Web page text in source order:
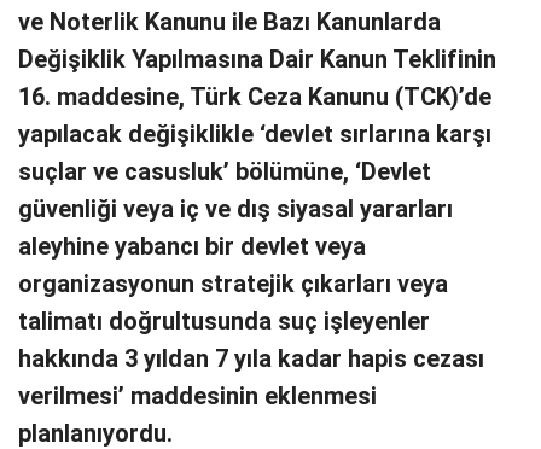
ve Noterlik Kanunu ile Bazı Kanunlarda
Değişiklik Yapılmasına Dair Kanun Teklifinin
16. maddesine, Türk Ceza Kanunu (TCK)’de
yapılacak değişiklikle ‘devlet sırlarına karşı
suçlar ve casusluk’ bölümüne, ‘Devlet
güvenliği veya iç ve dış siyasal yararları
aleyhine yabancı bir devlet veya
organizasyonun stratejik çıkarları veya
talimatı doğrultusunda suç işleyenler
hakkında 3 yıldan 7 yıla kadar hapis cezası
verilmesi’ maddesinin eklenmesi
planlanıyordu.